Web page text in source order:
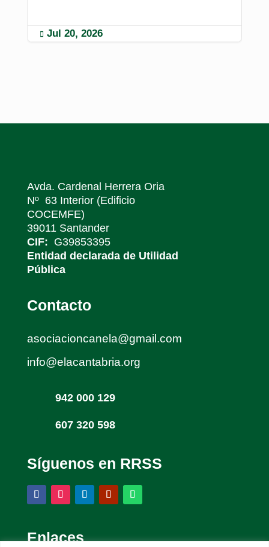
 Jul 20, 2026
Avda. Cardenal Herrera Oria
Nº 63 Interior (Edificio
COCEMFE)
39011 Santander
CIF: G39853395
Entidad declarada de Utilidad
Pública
Contacto
asociacioncanela@gmail.com
info@elacantabria.org
942 000 129
607 320 598
Síguenos en RRSS
Enlaces